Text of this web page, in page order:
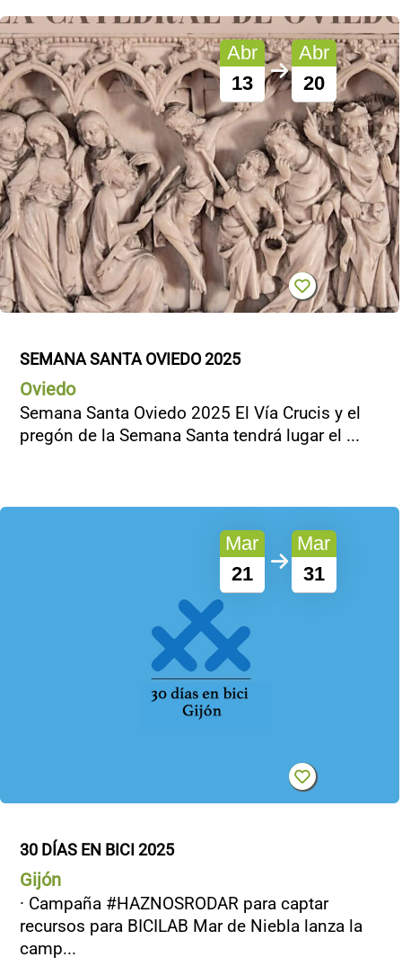
Abr
13
Abr
20
SEMANA SANTA OVIEDO 2025
Oviedo
Semana Santa Oviedo 2025 El Vía Crucis y el
pregón de la Semana Santa tendrá lugar el ...
Mar
21
Mar
31
30 DÍAS EN BICI 2025
Gijón
· Campaña #HAZNOSRODAR para captar
recursos para BICILAB Mar de Niebla lanza la
camp...